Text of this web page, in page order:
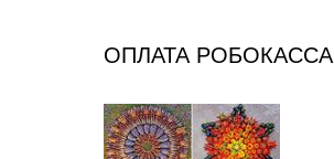
ОПЛАТА РОБОКАССА